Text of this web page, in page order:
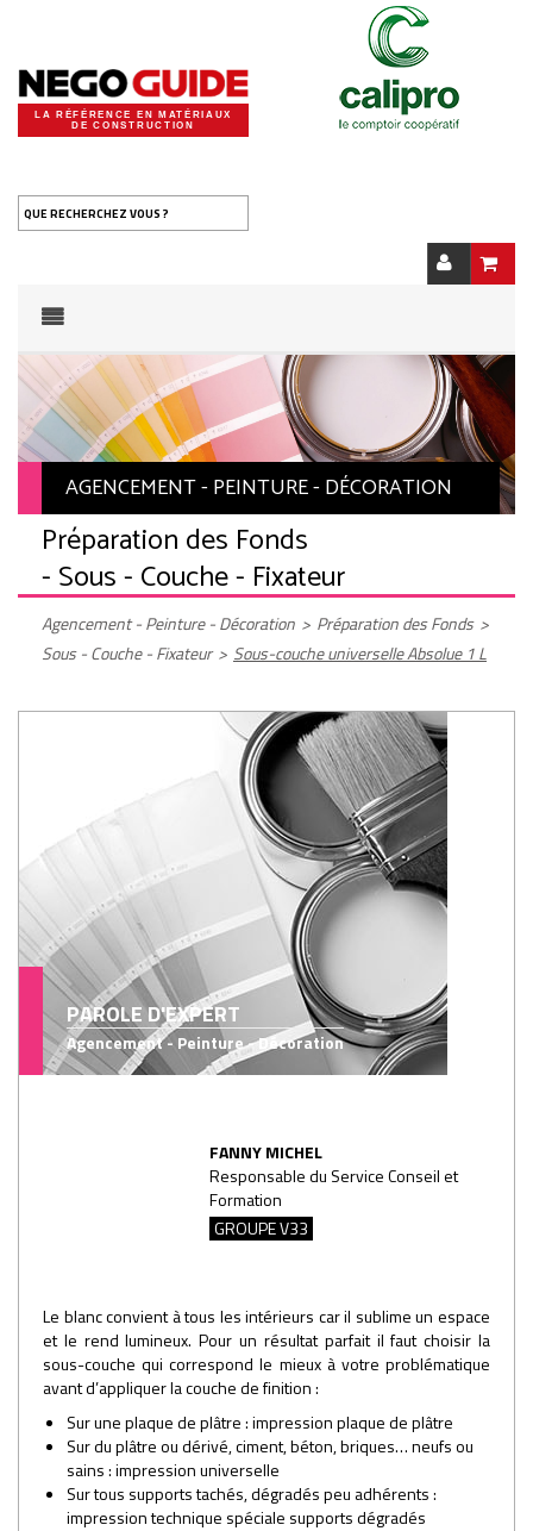
LA RÉFÉRENCE EN MATÉRIAUX
DE CONSTRUCTION
QUE RECHERCHEZ VOUS ?
AGENCEMENT - PEINTURE - DÉCORATION
Préparation des Fonds
- Sous - Couche - Fixateur
Agencement - Peinture - Décoration > Préparation des Fonds >
Sous - Couche - Fixateur > Sous-couche universelle Absolue 1 L
PAROLE D'EXPERT
Agencement - Peinture - Décoration
FANNY MICHEL
Responsable du Service Conseil et
Formation
GROUPE V33
Le blanc convient à tous les intérieurs car il sublime un espace
et le rend lumineux. Pour un résultat parfait il faut choisir la
sous-couche qui correspond le mieux à votre problématique
avant d’appliquer la couche de finition :
Sur une plaque de plâtre : impression plaque de plâtre
Sur du plâtre ou dérivé, ciment, béton, briques… neufs ou
sains : impression universelle
Sur tous supports tachés, dégradés peu adhérents :
impression technique spéciale supports dégradés